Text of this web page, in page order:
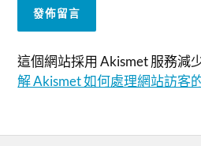
這個網站採用 Akismet 服務減
解 Akismet 如何處理網站訪客